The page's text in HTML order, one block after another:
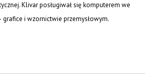
Klivar posługiwał się komputerem we
grafice i wzornictwie przemysłowym.